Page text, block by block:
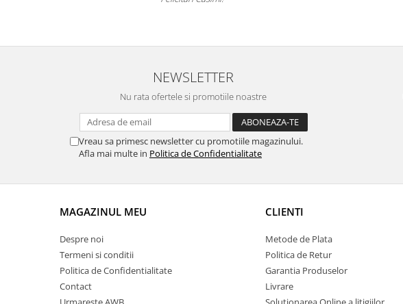
NEWSLETTER
Nu rata ofertele si promotiile noastre
Vreau sa primesc newsletter cu promotiile magazinului.
Afla mai multe in Politica de Confidentialitate
MAGAZINUL MEU
Despre noi
Termeni si conditii
Politica de Confidentialitate
Contact
CLIENTI
Metode de Plata
Politica de Retur
Garantia Produselor
Livrare